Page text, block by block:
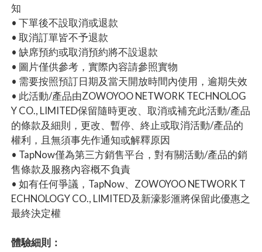
知
• 下單後不設取消或退款
• 取消訂單皆不予退款
• 缺席預約或取消預約將不設退款
• 圖片僅供參考，實際內容請參照實物
• 需要按照預訂日期及當天開放時間內使用，逾期失效
• 此活動/產品由ZOWOYOO NETWORK TECHNOLOG
Y CO., LIMITED保留隨時更改、取消或補充此活動/產品
的條款及細則，更改、暫停、終止或取消活動/產品的
權利，且無須事先作通知或解釋原因
• TapNow僅為第三方銷售平台，對有關活動/產品的銷
售條款及服務內容概不負責
• 如有任何爭議，TapNow、ZOWOYOO NETWORK T
ECHNOLOGY CO., LIMITED及新濠影滙將保留此優惠之
最終決定權
體驗細則：